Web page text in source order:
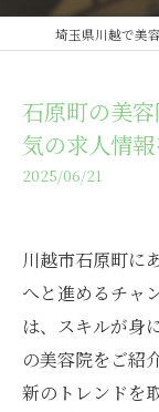
石原町の美
気の求人情
2025/06/21
川越市石原町に
へと進めるチャ
は、スキルが身
の美容院をご紹
新のトレンドを